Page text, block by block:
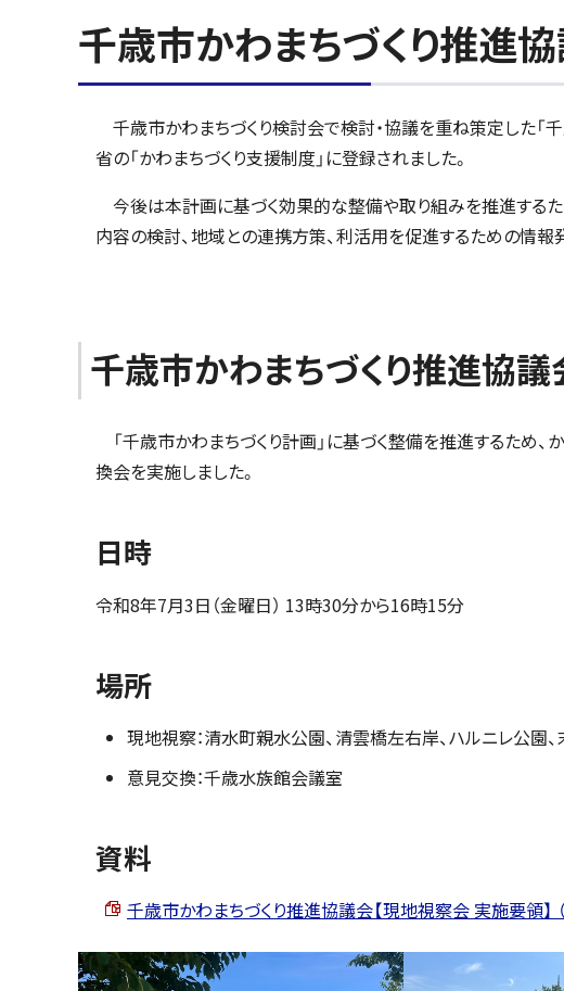
千歳市かわまちづくり推進
千歳市かわまちづくり検討会で検討・協議を重ね策定した「
省の「かわまちづくり支援制度」に登録されました。
今後は本計画に基づく効果的な整備や取り組みを推進するた
内容の検討、地域との連携方策、利活用を促進するための情報
千歳市かわまちづくり推進協
「千歳市かわまちづくり計画」に基づく整備を推進するため
換会を実施しました。
日時
令和8年7月3日（金曜日） 13時30分から16時15分
場所
現地視察：清水町親水公園、清雲橋左右岸、ハルニレ公園
意見交換：千歳水族館会議室
資料
千歳市かわまちづくり推進協議会【現地視察会 実施要領】